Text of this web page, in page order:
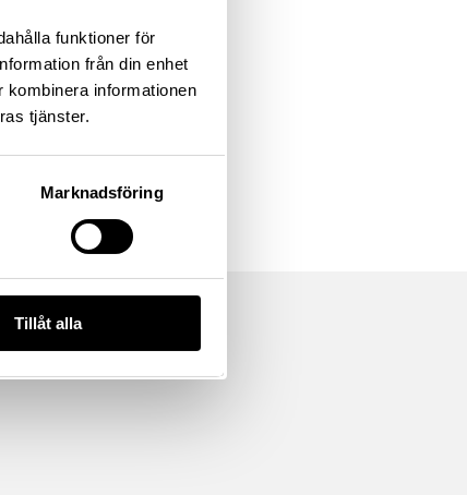
funktioner för
från din enhet
informationen
tjänster.
Marknadsföring
Tillåt alla